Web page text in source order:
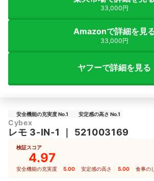
33,000円
Amazonで詳細を見
33,000円
ヤフーで詳細を見る
安全機能の充実度 No.1 安定感の高さ No.1
Cybex
レモ 3-IN-1 ｜ 521003169
検証スコア
4.97
安全機能の充実度 5.00 安定感の高さ 5.00 食事の